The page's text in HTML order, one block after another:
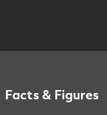
Facts & Figures